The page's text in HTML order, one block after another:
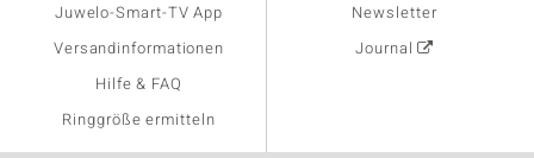
Juwelo-Smart-TV App
Versandinformationen
Hilfe & FAQ
Ringgröße ermitteln
Newsletter
Journal